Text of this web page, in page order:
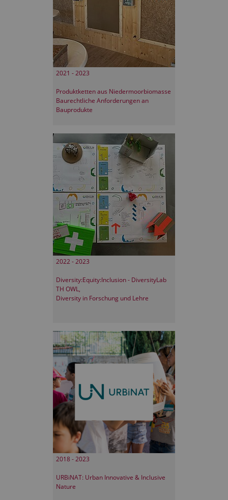
2021 - 2023
Produktketten aus Niedermoorbiomasse
Baurechtliche Anforderungen an
Bauprodukte
2022 - 2023
Diversity:Equity:Inclusion - DiversityLab
TH OWL,
Diversity in Forschung und Lehre
2018 - 2023
URBiNAT: Urban Innovative & Inclusive
Nature